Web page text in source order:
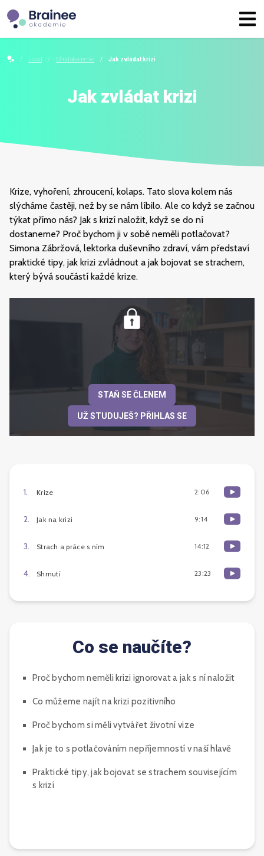
Úvod Mind akademie Jak zvládat krizi
Jak zvládat krizi
Krize, vyhoření, zhroucení, kolaps. Tato slova kolem nás
slýcháme častěji, než by se nám líbilo. Ale co když se začnou
týkat přímo nás? Jak s krizí naložit, když se do ní
dostaneme? Proč bychom ji v sobě neměli potlačovat?
Simona Zábržová, lektorka duševního zdraví, vám představí
praktické tipy, jak krizi zvládnout a jak bojovat se strachem,
který bývá součástí každé krize.
STAŇ SE ČLENEM
UŽ STUDUJEŠ? PŘIHLAS SE
1. Krize 2:06
2. Jak na krizi 9:14
3. Strach a práce s ním 14:12
4. Shrnutí 23:23
Co se naučíte?
Proč bychom neměli krizi ignorovat a jak s ní naložit
Co můžeme najít na krizi pozitivního
Proč bychom si měli vytvářet životní vize
Jak je to s potlačováním nepříjemností v naší hlavě
Praktické tipy, jak bojovat se strachem souvisejícím
s krizí